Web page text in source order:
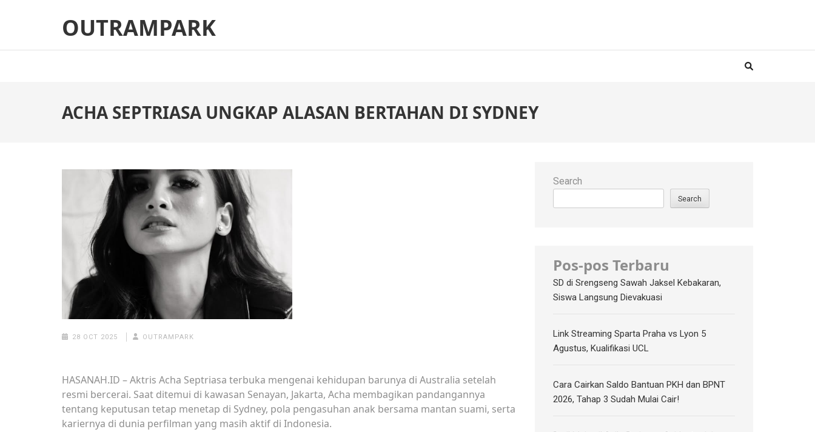
(Press
OUTRAMPARK
ACHA SEPTRIASA UNGKAP ALASAN BERTAHAN DI SYDNEY
28 OCT 2025 OUTRAMPARK
HASANAH.ID – Aktris Acha Septriasa terbuka mengenai kehidupan barunya di Australia setelah
resmi bercerai. Saat ditemui di kawasan Senayan, Jakarta, Acha membagikan pandangannya
tentang keputusan tetap menetap di Sydney, pola pengasuhan anak bersama mantan suami, serta
kariernya di dunia perfilman yang masih aktif di Indonesia.
Search
Search
Pos-pos Terbaru
SD di Srengseng Sawah Jaksel Kebakaran,
Siswa Langsung Dievakuasi
Link Streaming Sparta Praha vs Lyon 5
Agustus, Kualifikasi UCL
Cara Cairkan Saldo Bantuan PKH dan BPNT
2026, Tahap 3 Sudah Mulai Cair!